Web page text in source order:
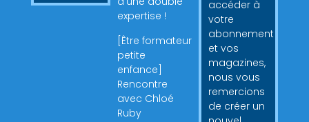
expertise !
[Être formateur
petite
enfance]
Rencontre
avec Chloé
Ruby
accéder à
votre
abonnement
et vos
magazines,
nous vous
remercions
de créer un